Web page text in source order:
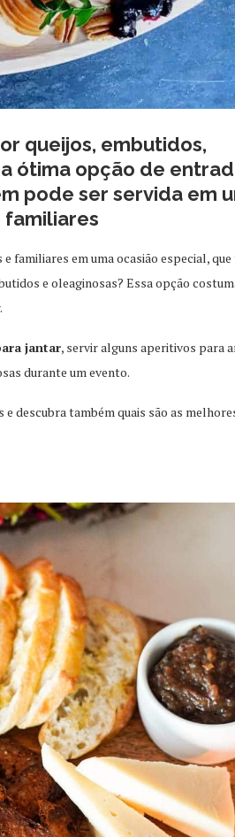
queijos, embutidos,
ótima opção de
pode ser servida em
familiares
familiares em uma ocasião especial,
e oleaginosas? Essa opção
jantar, servir alguns aperitivos para
durante um evento.
e descubra também quais são as